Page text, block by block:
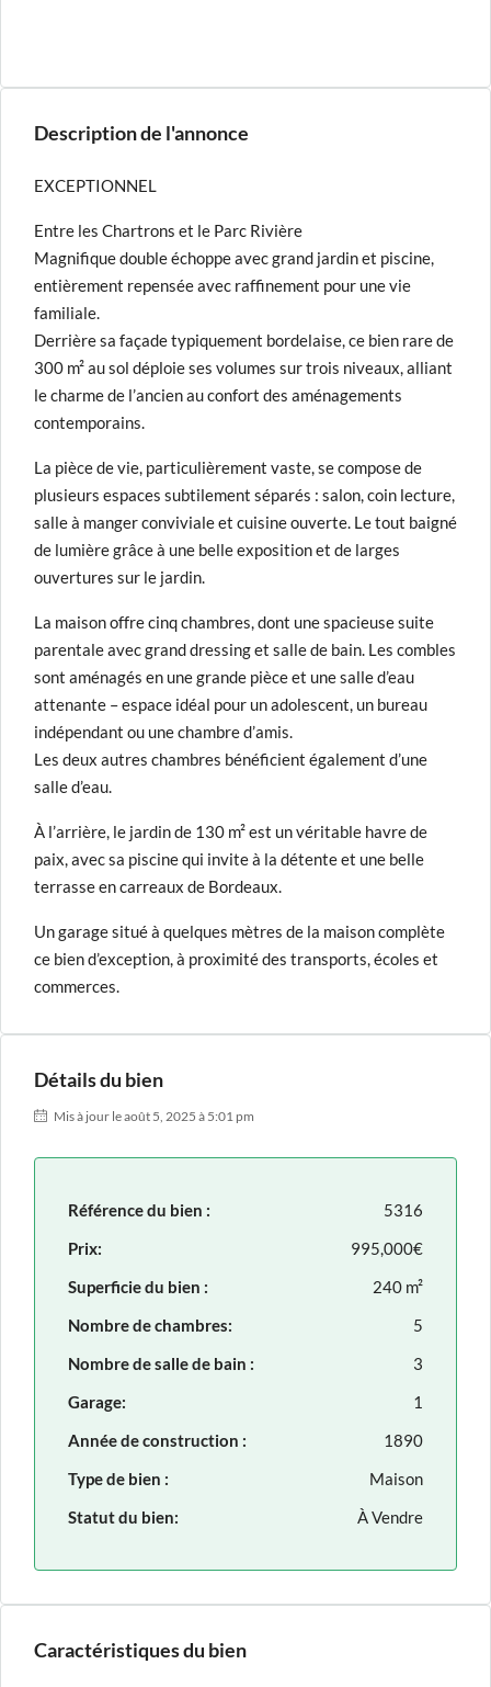
Description de l'annonce
EXCEPTIONNEL
Entre les Chartrons et le Parc Rivière
Magnifique double échoppe avec grand jardin et piscine,
entièrement repensée avec raffinement pour une vie
familiale.
Derrière sa façade typiquement bordelaise, ce bien rare de
300 m² au sol déploie ses volumes sur trois niveaux, alliant
le charme de l’ancien au confort des aménagements
contemporains.
La pièce de vie, particulièrement vaste, se compose de
plusieurs espaces subtilement séparés : salon, coin lecture,
salle à manger conviviale et cuisine ouverte. Le tout baigné
de lumière grâce à une belle exposition et de larges
ouvertures sur le jardin.
La maison offre cinq chambres, dont une spacieuse suite
parentale avec grand dressing et salle de bain. Les combles
sont aménagés en une grande pièce et une salle d’eau
attenante – espace idéal pour un adolescent, un bureau
indépendant ou une chambre d’amis.
Les deux autres chambres bénéficient également d’une
salle d’eau.
À l’arrière, le jardin de 130 m² est un véritable havre de
paix, avec sa piscine qui invite à la détente et une belle
terrasse en carreaux de Bordeaux.
Un garage situé à quelques mètres de la maison complète
ce bien d’exception, à proximité des transports, écoles et
commerces.
Détails du bien
Mis à jour le août 5, 2025 à 5:01 pm
Référence du bien :
5316
Prix:
995,000€
Superficie du bien :
240 m²
Nombre de chambres:
5
Nombre de salle de bain :
3
Garage:
1
Année de construction :
1890
Type de bien :
Maison
Statut du bien:
À Vendre
Caractéristiques du bien